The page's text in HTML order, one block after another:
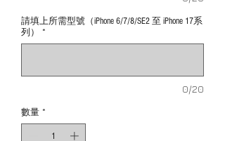
請填上所需型號（iPhone 6/7/8/SE2 至 iPhone 17系
列）
*
0/20
數量 *